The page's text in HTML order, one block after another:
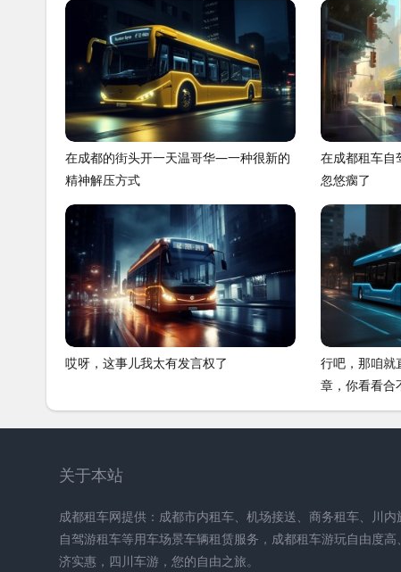
在成都的街头开一天温哥华—一种很新的
精神解压方式
在成都租车自
忽悠瘸了
哎呀，这事儿我太有发言权了
行吧，那咱就
章，你看看合
关于本站
成都租车网提供：成都市内租车、机场接送、商务租车、川
自驾游租车等用车场景车辆租赁服务，成都租车游玩自由度
济实惠，四川车游，您的自由之旅。